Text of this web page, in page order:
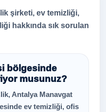
şirketi, ev temizliği,
hakkında sık sorulan
bölgesinde
musunuz?
Antalya Manavgat
ev temizliği, ofis